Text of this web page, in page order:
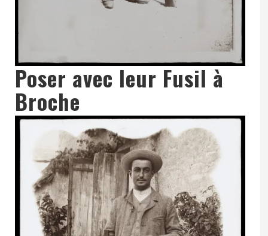
Poser avec leur Fusil à
Broche